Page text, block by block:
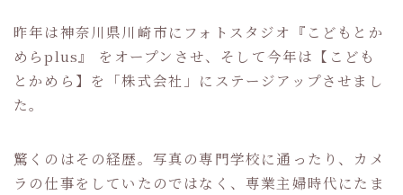
昨年は神奈川県川崎市にフォトスタジオ『こどもとか
めらplus』 をオープンさせ、そして今年は【こども
とかめら】を「株式会社」にステージアップさせまし
た。
驚くのはその経歴。写真の専門学校に通ったり、カメ
ラの仕事をしていたのではなく、専業主婦時代にたま